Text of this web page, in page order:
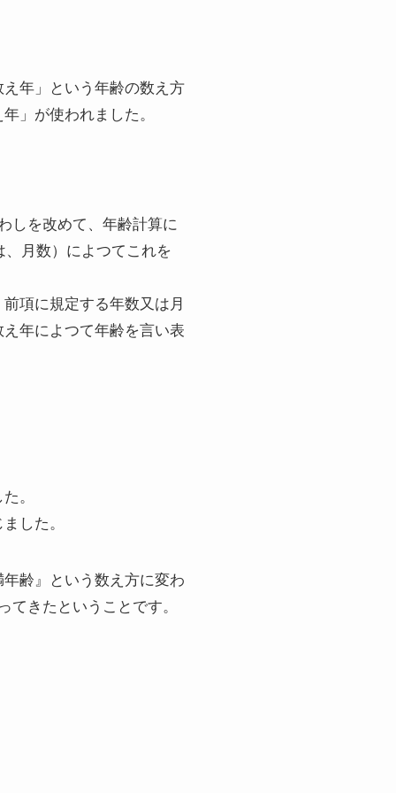
年」という年齢の数え方
」が使われました。
しを改めて、年齢計算に
月数）によつてこれを
項に規定する年数又は月
年によつて年齢を言い表
。
した。
齢』という数え方に変わ
きたということです。